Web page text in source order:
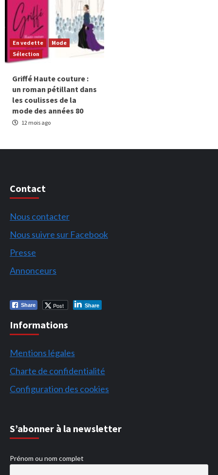
En vedette
Mode
Sélection
Griffé Haute couture :
un roman pétillant dans
les coulisses de la
mode des années 80
12 mois ago
Contact
Nous contacter
Nous suivre sur Facebook
Presse
Annonceurs
Share Post Share
Informations
Mentions légales
Charte de confidentialité
Configuration des cookies
S’abonner à la newsletter
Prénom ou nom complet